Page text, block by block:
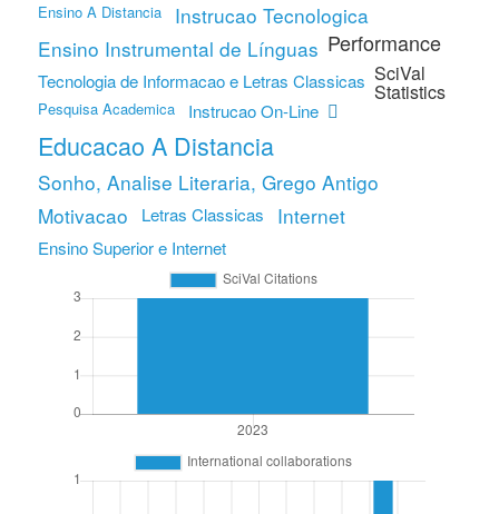
Ensino A Distancia
Instrucao Tecnologica
Ensino Instrumental de Línguas
Tecnologia de Informacao e Letras Classicas
Pesquisa Academica Instrucao On-Line
Educacao A Distancia
Sonho, Analise Literaria, Grego Antigo
Motivacao
Letras Classicas Internet
Ensino Superior e Internet
Performance
SciVal
Statistics